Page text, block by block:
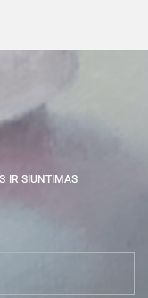
IR SIUNTIMAS